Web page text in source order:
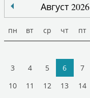
Август 2026
пн вт ср чт пт
3
4 5 6 7
10
11 12 13 14